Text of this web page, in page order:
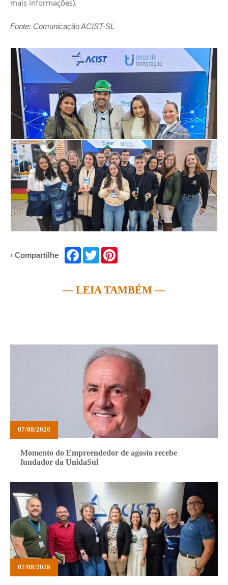
mais informações).
Fonte: Comunicação ACIST-SL
› Compartilhe Facebook
Twitter
— LEIA TAMBÉM —
07/08/2026
Momento do Empreendedor de agosto recebe
fundador da UnidaSul
07/08/2026